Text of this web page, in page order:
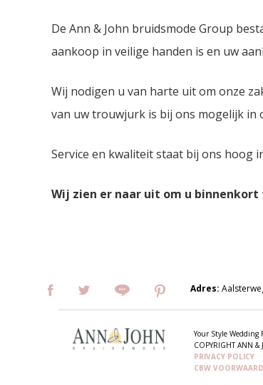
De Ann & John bruidsmode Group
aankoop in veilige handen is en uw
Wij nodigen u van harte uit om onze
van uw trouwjurk is bij ons mogelijk in
Service en kwaliteit staat bij ons hoog
Wij zien er naar uit om u binnenkort
Adres:
Your Style Wedding
COPYRIGHT ANN
PRIVACY POLICY
CBW